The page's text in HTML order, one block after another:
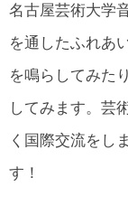
名古屋芸術大学
を通したふれあ
を鳴らしてみた
してみます。芸
く国際交流をし
す！
市民アンケート結果